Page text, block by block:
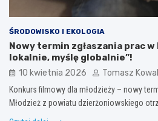
ŚRODOWISKO I EKOLOGIA
Nowy termin zgłaszania prac
lokalnie, myślę globalnie”!
10 kwietnia 2026 Tomasz
Konkurs filmowy dla młodzieży – nowy
Młodzież z powiatu dzierżoniowskiego